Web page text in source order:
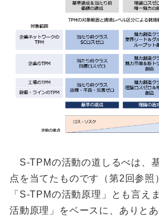
S-TPMの活動の道しるべは、
点を当てたものです（第2回参照
「S-TPMの活動原理」とも言え
活動原理」をベースに、ありと